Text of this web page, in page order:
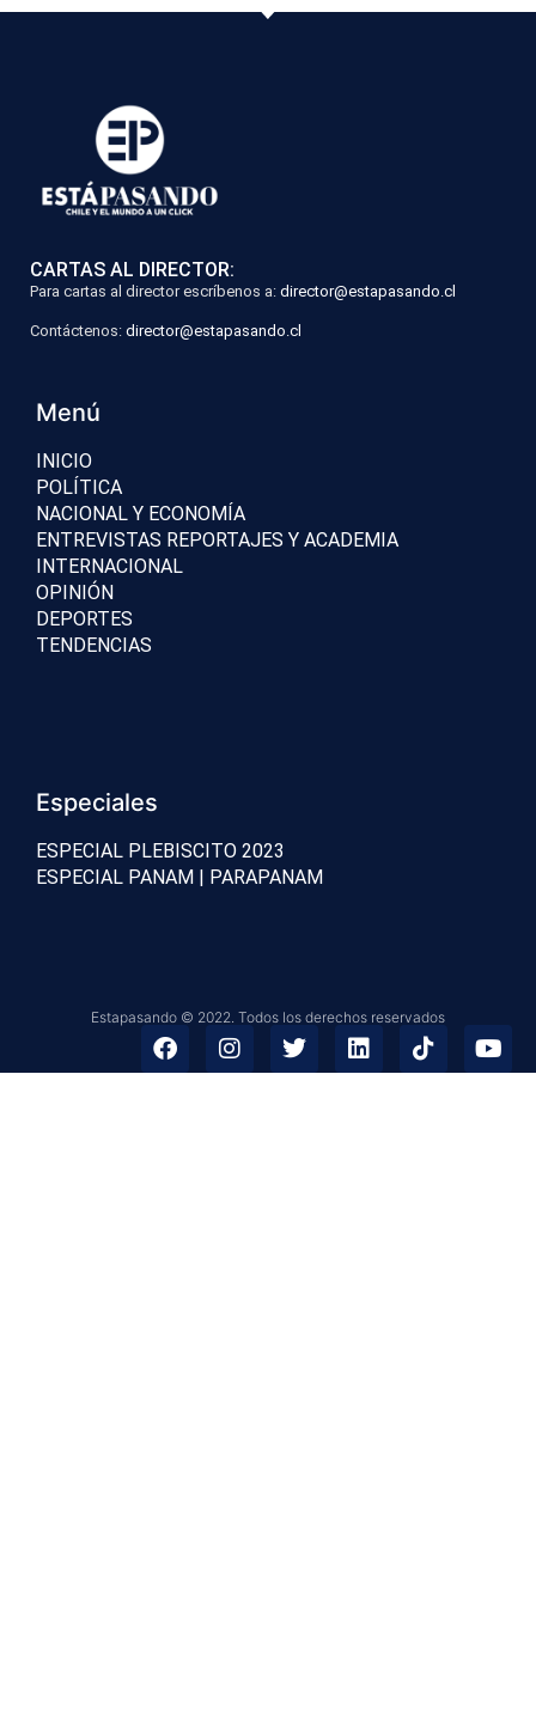
CARTAS AL DIRECTOR:
Para cartas al director escríbenos a: director@estapasando.cl
Contáctenos: director@estapasando.cl
Menú
INICIO
POLÍTICA
NACIONAL Y ECONOMÍA
ENTREVISTAS REPORTAJES Y ACADEMIA
INTERNACIONAL
OPINIÓN
DEPORTES
TENDENCIAS
Especiales
ESPECIAL PLEBISCITO 2023
ESPECIAL PANAM | PARAPANAM
Estapasando © 2022. Todos los derechos reservados